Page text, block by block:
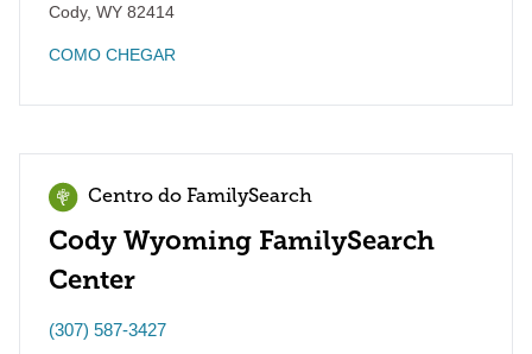
Cody, WY 82414
COMO CHEGAR
Centro do FamilySearch
Cody Wyoming FamilySearch
Center
(307) 587-3427